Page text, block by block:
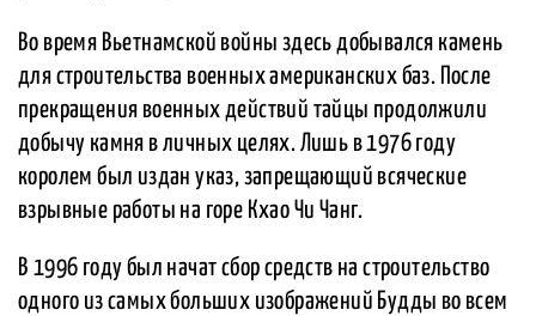
Во время Вьетнамской войны здесь добывался камень
для строительства военных американских баз. После
прекращения военных действий тайцы продолжили
добычу камня в личных целях. Лишь в 1976 году
королем был издан указ, запрещающий всяческие
взрывные работы на горе Кхао Чи Чанг.
В 1996 году был начат сбор средств на строительство
одного из самых больших изображений Будды во всем